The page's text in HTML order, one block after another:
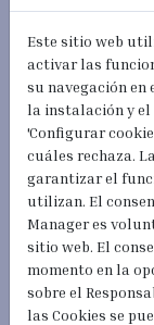
¿Te
Este sitio web
activar las
su navegación en
la instalación y el
'Configurar
cuáles rechaza.
garantizar el
utilizan. El
Manager es
sitio web. El
momento en la
sobre el
las Cookies se